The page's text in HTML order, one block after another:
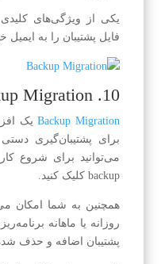
یکی از ویژگی‌های
فایل پشتیبان را به ایمیل
10. Backup Migration
Backup Migrationیک
برای پشتیبان‌گیری
backup کلیک کنید.
همچنین به شما امکان
روزانه یا ماهانه
پشتیبان اضافه و حذف